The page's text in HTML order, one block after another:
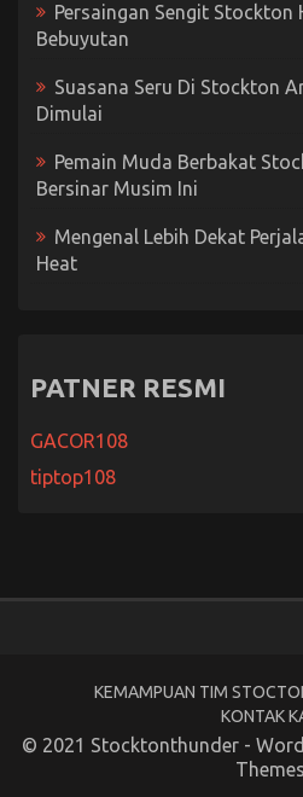
Persaingan Sengit Stockton
Bebuyutan
Suasana Seru Di Stockton
Dimulai
Pemain Muda Berbakat
Bersinar Musim Ini
Mengenal Lebih Dekat
Heat
PATNER RESMI
GACOR108
tiptop108
KEMAMPUAN TIM
KONTAK
© 2021 Stocktonthunder -
Themes